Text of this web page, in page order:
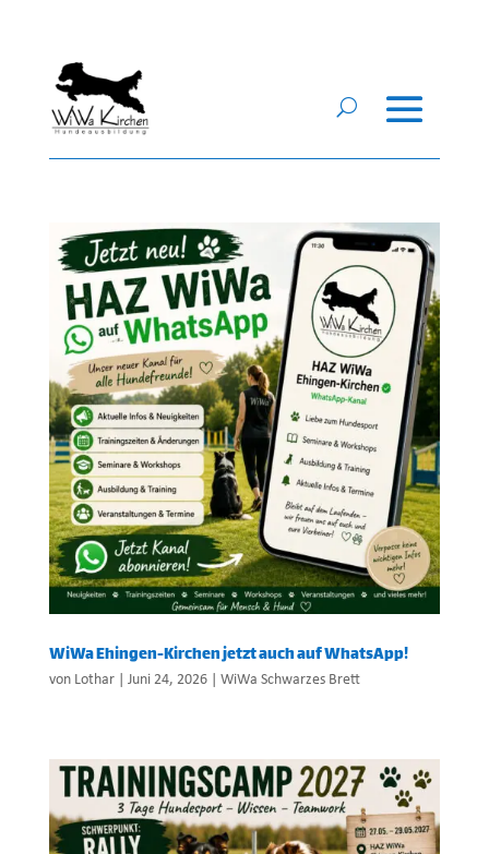
WiWa Ehingen-Kirchen jetzt auch auf WhatsApp!
von Lothar| Juni 24, 2026| WiWa Schwarzes Brett